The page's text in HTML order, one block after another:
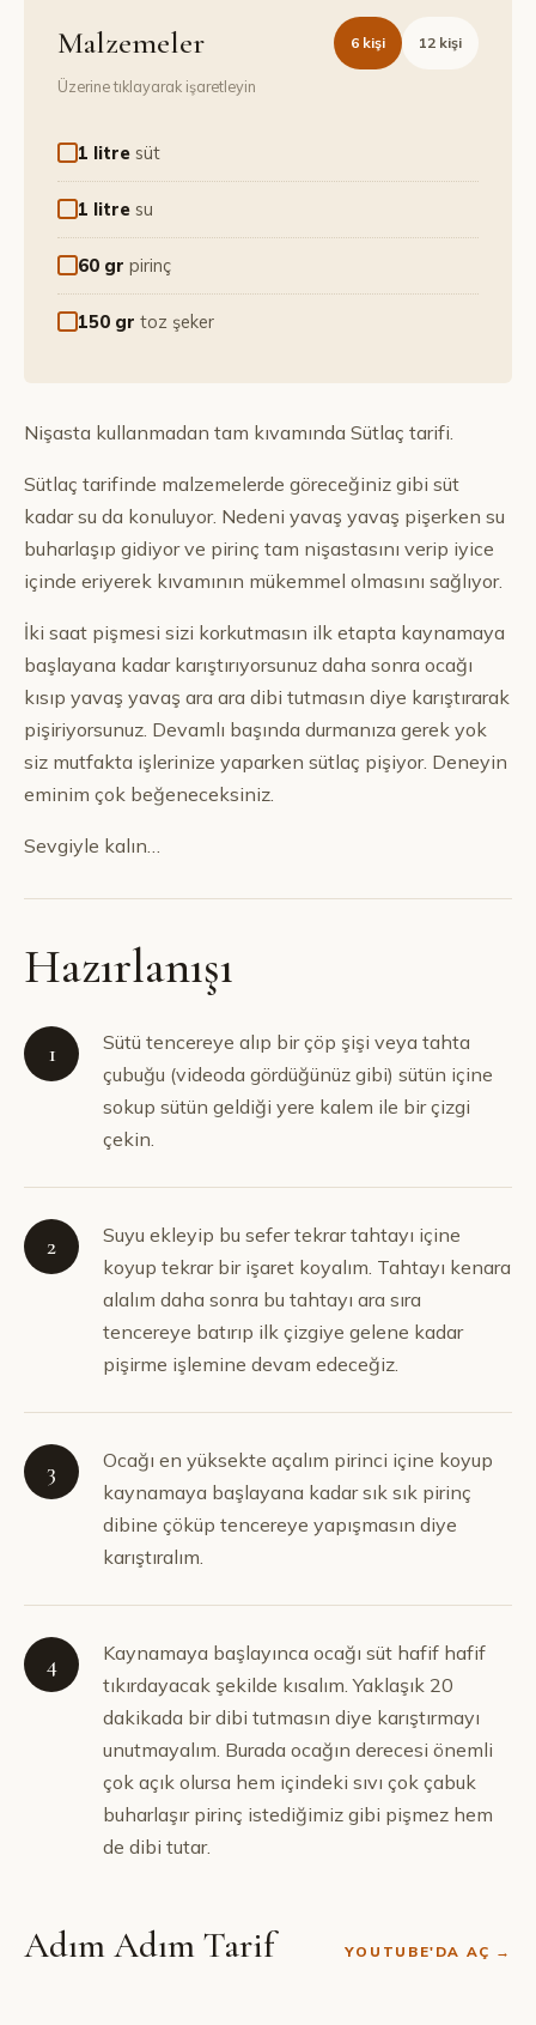
Malzemeler 6 kişi 12 kişi
Üzerine tıklayarak işaretleyin
1 litre süt
1 litre su
60 gr pirinç
150 gr toz şeker
Nişasta kullanmadan tam kıvamında Sütlaç tarifi.
Sütlaç tarifinde malzemelerde göreceğiniz gibi süt
kadar su da konuluyor. Nedeni yavaş yavaş pişerken su
buharlaşıp gidiyor ve pirinç tam nişastasını verip iyice
içinde eriyerek kıvamının mükemmel olmasını sağlıyor.
İki saat pişmesi sizi korkutmasın ilk etapta kaynamaya
başlayana kadar karıştırıyorsunuz daha sonra ocağı
kısıp yavaş yavaş ara ara dibi tutmasın diye karıştırarak
pişiriyorsunuz. Devamlı başında durmanıza gerek yok
siz mutfakta işlerinize yaparken sütlaç pişiyor. Deneyin
eminim çok beğeneceksiniz.
Sevgiyle kalın…
Hazırlanışı
1
Sütü tencereye alıp bir çöp şişi veya tahta
çubuğu (videoda gördüğünüz gibi) sütün içine
sokup sütün geldiği yere kalem ile bir çizgi
çekin.
2
Suyu ekleyip bu sefer tekrar tahtayı içine
koyup tekrar bir işaret koyalım. Tahtayı kenara
alalım daha sonra bu tahtayı ara sıra
tencereye batırıp ilk çizgiye gelene kadar
pişirme işlemine devam edeceğiz.
3
Ocağı en yüksekte açalım pirinci içine koyup
kaynamaya başlayana kadar sık sık pirinç
dibine çöküp tencereye yapışmasın diye
karıştıralım.
4
Kaynamaya başlayınca ocağı süt hafif hafif
tıkırdayacak şekilde kısalım. Yaklaşık 20
dakikada bir dibi tutmasın diye karıştırmayı
unutmayalım. Burada ocağın derecesi önemli
çok açık olursa hem içindeki sıvı çok çabuk
buharlaşır pirinç istediğimiz gibi pişmez hem
de dibi tutar.
Adım Adım Tarif YOUTUBE'DA AÇ →